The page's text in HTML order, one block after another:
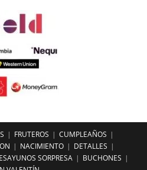
FRUTEROS
CUMPLEAÑOS
NACIMIENTO
DETALLES
SORPRESA
BUCHONES